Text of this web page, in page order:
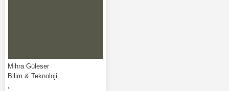
Mihra Güleser
Bilim & Teknoloji
,